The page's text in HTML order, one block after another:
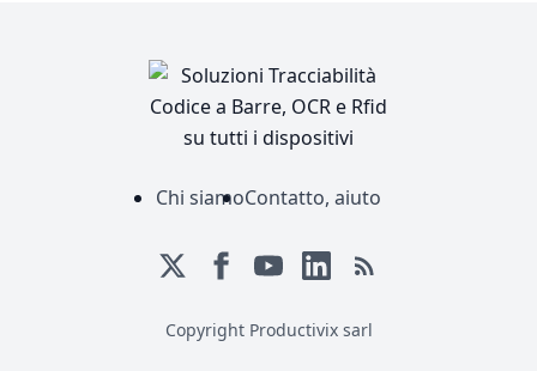
Chi siamoContatto, aiuto
Copyright Productivix sarl